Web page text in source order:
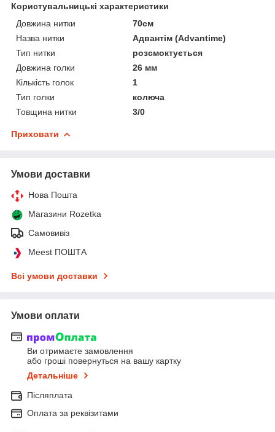
Користувальницькі характеристики
Довжина нитки
70см
Назва нитки
Адвантім (Advantime)
Тип нитки
розсмоктується
Довжина голки
26 мм
Кількість голок
1
Тип голки
колюча
Товщина нитки
3/0
Приховати
Умови доставки
Нова Пошта
Магазини Rozetka
Самовивіз
Meest ПОШТА
Всі умови доставки
Умови оплати
Ви отримаєте замовлення
або гроші повернуться на вашу картку
Детальніше
Післяплата
Оплата за реквізитами